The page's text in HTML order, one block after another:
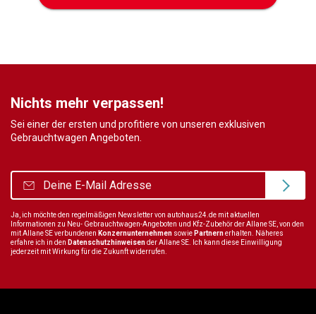
Nichts mehr verpassen!
Sei einer der ersten und profitiere von unseren exklusiven
Gebrauchtwagen Angeboten.
Ja, ich möchte den regelmäßigen Newsletter von autohaus24.de mit aktuellen
Informationen zu Neu- Gebrauchtwagen-Angeboten und Kfz-Zubehör der Allane SE, von den
mit Allane SE verbundenen Konzernunternehmen sowie Partnernerhalten. Näheres
erfahre ich in den Datenschutzhinweisender Allane SE. Ich kann diese Einwilligung
jederzeit mit Wirkung für die Zukunft widerrufen.